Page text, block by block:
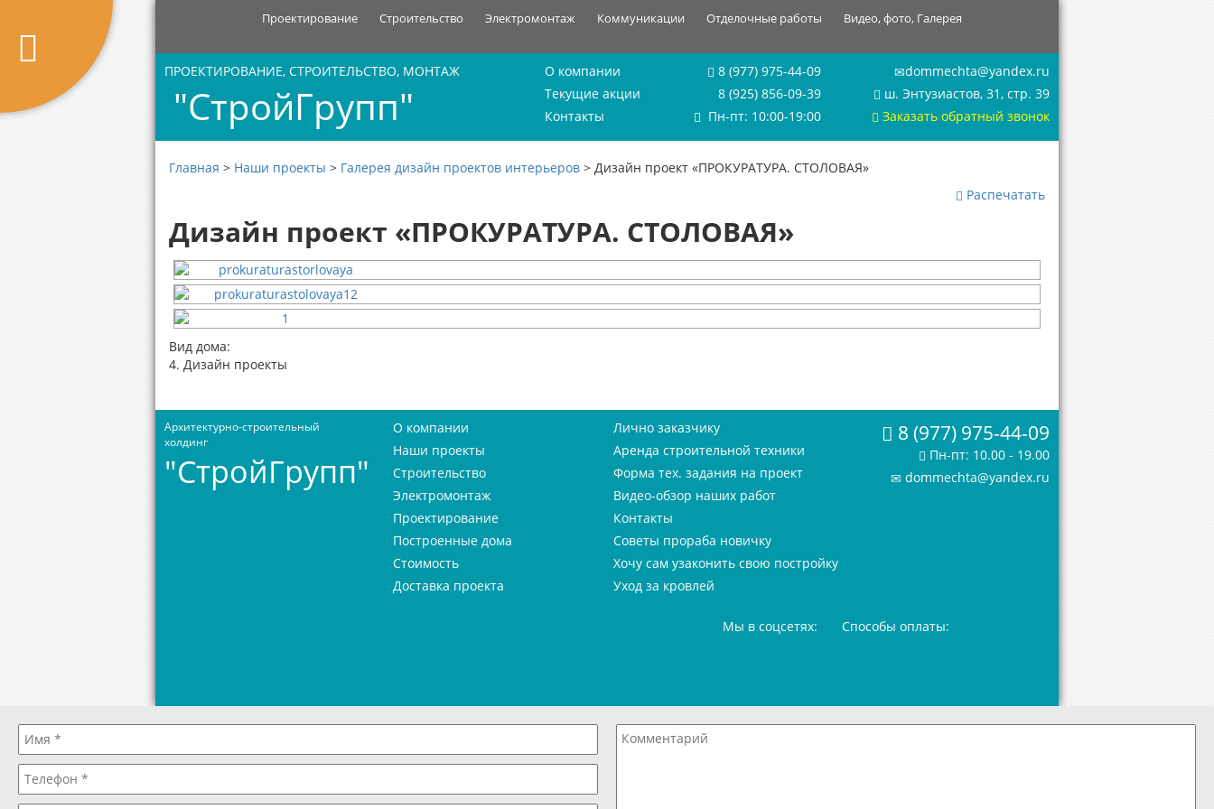
Проектирование Строительство Электромонтаж Коммуникации Отделочные работы Видео, фото, Галерея
ПРОЕКТИРОВАНИЕ, СТРОИТЕЛЬСТВО, МОНТАЖ
"СтройГрупп"
О компании
Текущие акции
Контакты
8 (977) 975-44-09
8 (925) 856-09-39
Пн-пт: 10:00-19:00
dommechta@yandex.ru
ш. Энтузиастов, 31, стр. 39
Заказать обратный звонок
Главная > Наши проекты > Галерея дизайн проектов интерьеров > Дизайн проект «ПРОКУРАТУРА. СТОЛОВАЯ»
Распечатать
Дизайн проект «ПРОКУРАТУРА. СТОЛОВАЯ»
Вид дома:
4. Дизайн проекты
Архитектурно-строительный
холдинг
"СтройГрупп"
О компании
Наши проекты
Строительство
Электромонтаж
Проектирование
Построенные дома
Стоимость
Доставка проекта
Лично заказчику
Аренда строительной техники
Форма тех. задания на проект
Видео-обзор наших работ
Контакты
Советы прораба новичку
Хочу сам узаконить свою постройку
Уход за кровлей
8 (977) 975-44-09
Пн-пт: 10.00 - 19.00
dommechta@yandex.ru
Мы в соцсетях: Способы оплаты: